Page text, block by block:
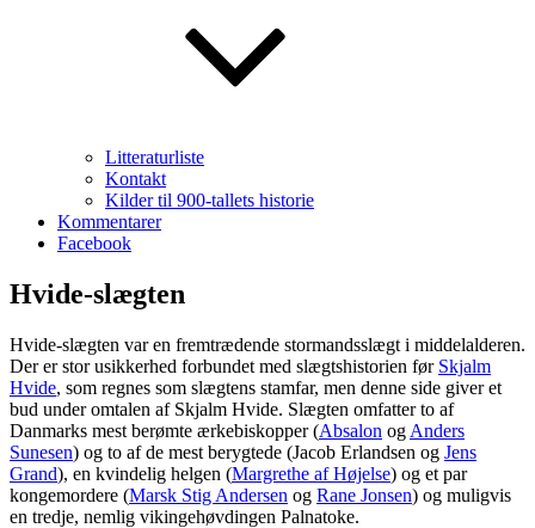
Litteraturliste
Kontakt
Kilder til 900-tallets historie
Kommentarer
Facebook
Hvide-slægten
Hvide-slægten var en fremtrædende stormandsslægt i middelalderen.
Der er stor usikkerhed forbundet med slægtshistorien før Skjalm
Hvide, som regnes som slægtens stamfar, men denne side giver et
bud under omtalen af Skjalm Hvide. Slægten omfatter to af
Danmarks mest berømte ærkebiskopper (Absalon og Anders
Sunesen) og to af de mest berygtede (Jacob Erlandsen og Jens
Grand), en kvindelig helgen (Margrethe af Højelse) og et par
kongemordere (Marsk Stig Andersen og Rane Jonsen) og muligvis
en tredje, nemlig vikingehøvdingen Palnatoke.